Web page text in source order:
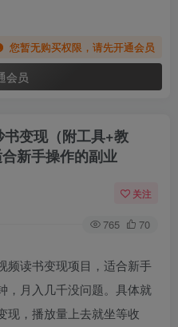
您暂无购买权限，请先开通会员
会员
书变现（附工具+教
新手操作的副业
关注
765 70
频读书变现项目，适合新手
，月入几千没问题。具体就
现，播放量上去就坐等收